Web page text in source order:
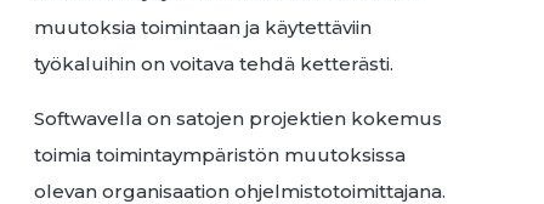
muutoksia toimintaan ja käytettäviin
työkaluihin on voitava tehdä ketterästi.
Softwavella on satojen projektien kokemus
toimia toimintaympäristön muutoksissa
olevan organisaation ohjelmistotoimittajana.